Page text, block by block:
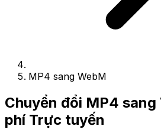
MP4 sang WebM
Chuyển đổi MP4
phí Trực tuyến